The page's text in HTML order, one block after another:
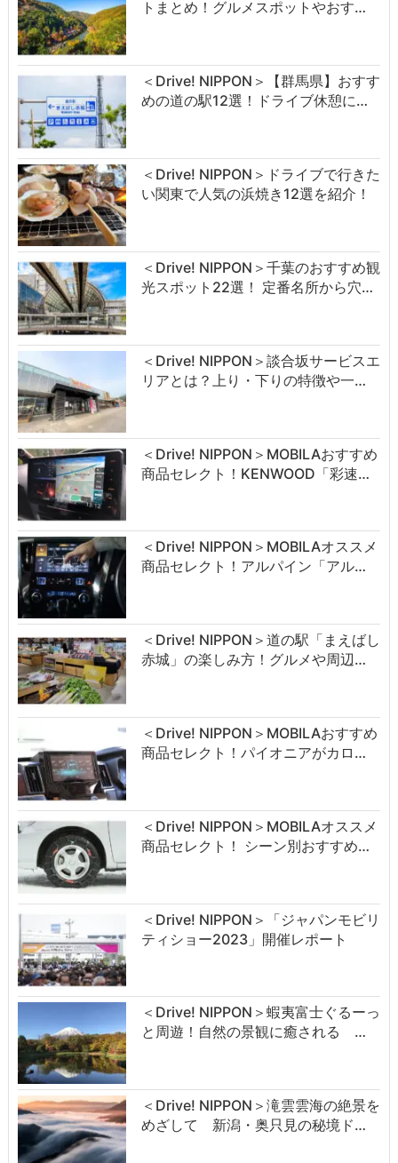
トまとめ！グルメスポットやおす…
＜Drive! NIPPON＞【群馬県】おすす
めの道の駅12選！ドライブ休憩に…
＜Drive! NIPPON＞ドライブで行きた
い関東で人気の浜焼き12選を紹介！
＜Drive! NIPPON＞千葉のおすすめ観
光スポット22選！ 定番名所から穴…
＜Drive! NIPPON＞談合坂サービスエ
リアとは？上り・下りの特徴や一…
＜Drive! NIPPON＞MOBILAおすすめ
商品セレクト！KENWOOD「彩速…
＜Drive! NIPPON＞MOBILAオススメ
商品セレクト！アルパイン「アル…
＜Drive! NIPPON＞道の駅「まえばし
赤城」の楽しみ方！グルメや周辺…
＜Drive! NIPPON＞MOBILAおすすめ
商品セレクト！パイオニアがカロ…
＜Drive! NIPPON＞MOBILAオススメ
商品セレクト！ シーン別おすすめ…
＜Drive! NIPPON＞「ジャパンモビリ
ティショー2023」開催レポート
＜Drive! NIPPON＞蝦夷富士ぐるーっ
と周遊！自然の景観に癒される …
＜Drive! NIPPON＞滝雲雲海の絶景を
めざして 新潟・奥只見の秘境ド…